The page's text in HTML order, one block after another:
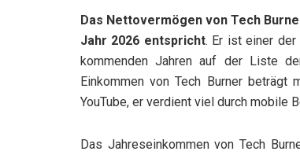
Das Nettovermögen von Tech
Jahr 2026 entspricht. Er ist einer der
kommenden Jahren auf der Liste
Einkommen von Tech Burner beträgt
YouTube, er verdient viel durch mobile
Das Jahreseinkommen von Tech